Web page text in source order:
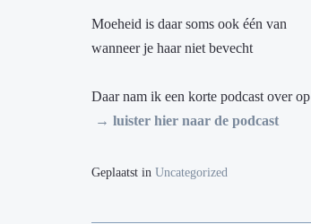
Moeheid is daar soms ook één van
wanneer je haar niet bevecht
Daar nam ik een korte podcast over op
→ luister hier naar de podcast
Geplaatst in Uncategorized